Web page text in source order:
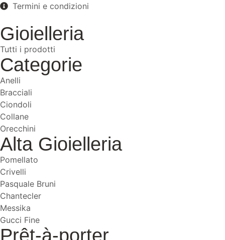
Termini e condizioni
Gioielleria
Tutti i prodotti
Categorie
Anelli
Bracciali
Ciondoli
Collane
Orecchini
Alta Gioielleria
Pomellato
Crivelli
Pasquale Bruni
Chantecler
Messika
Gucci Fine
Prêt-à-porter